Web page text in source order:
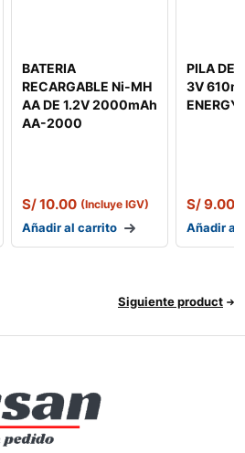
BATERIA
RECARGABLE Ni-MH
AA DE 1.2V 2000mAh
AA-2000
S/10.00 (Incluye IGV)
Añadir al carrito
PILA DE
3V
S/9.00
Añadir al
Siguiente product